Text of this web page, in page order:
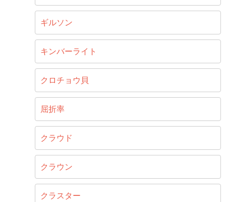
ギルソン
キンバーライト
クロチョウ貝
屈折率
クラウド
クラウン
クラスター